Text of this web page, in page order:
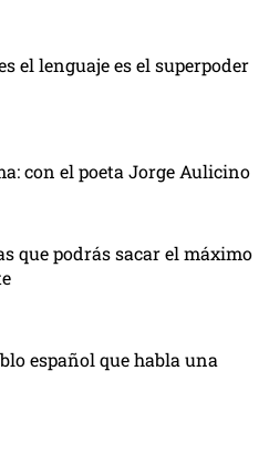
el lenguaje es el superpoder
con el poeta Jorge Aulicino
que podrás sacar el máximo
español que habla una